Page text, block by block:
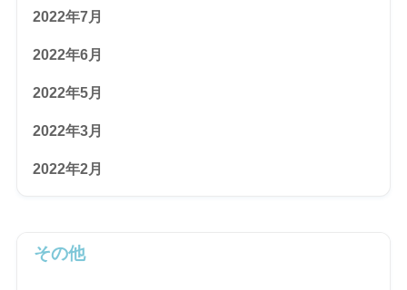
2022年7月
2022年6月
2022年5月
2022年3月
2022年2月
その他